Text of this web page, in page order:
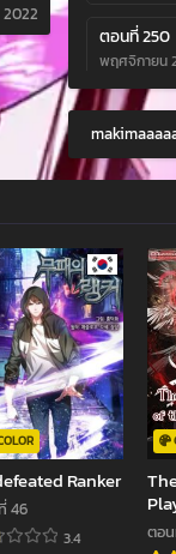
2022
ตอนที่ 250
พฤศจิกายน
ตอนที่ 246
พฤศจิกายน
ตอนที่ 242
ตอนที่ 238
พฤศจิกายน
ตอนที่ 234
พฤศจิกายน
ตอนที่ 230
พฤศจิกายน
ตอนที่ 226
พฤศจิกายน
Ranker
46
3.4 ตอ